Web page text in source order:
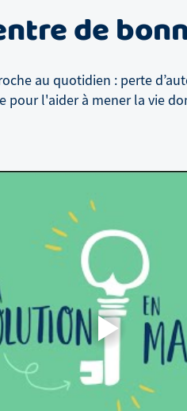
de
au quotidien : perte
pour l'aider à mener la vie